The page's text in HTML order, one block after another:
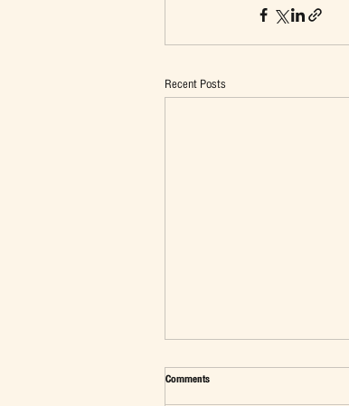
Recent Posts
Comments